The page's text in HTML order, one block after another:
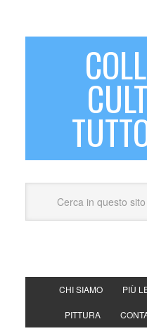
CHI SIAMO PIÙ
PITTURA